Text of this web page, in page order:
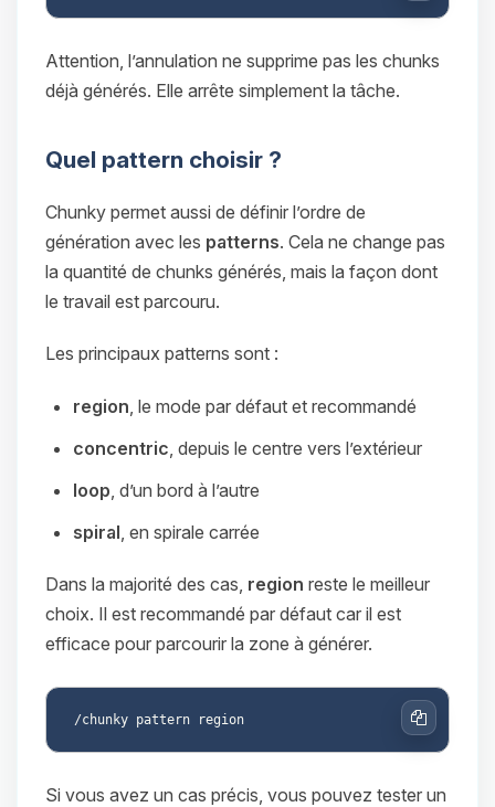
Attention, l’annulation ne supprime pas les chunks
déjà générés. Elle arrête simplement la tâche.
Quel pattern choisir ?
Chunky permet aussi de définir l’ordre de
génération avec les patterns. Cela ne change pas
la quantité de chunks générés, mais la façon dont
le travail est parcouru.
Les principaux patterns sont :
region , le mode par défaut et recommandé
concentric , depuis le centre vers l’extérieur
loop , d’un bord à l’autre
spiral , en spirale carrée
Dans la majorité des cas, region reste le meilleur
choix. Il est recommandé par défaut car il est
efficace pour parcourir la zone à générer.
Copier
Si vous avez un cas précis, vous pouvez tester un